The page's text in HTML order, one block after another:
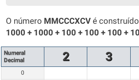
O número MMCCCXCV é
1000 + 1000 + 100 + 100 + 100 +
Numeral
Decimal
2 3
0